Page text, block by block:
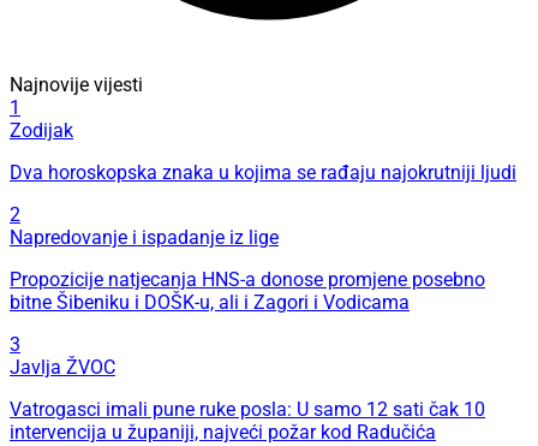
Najnovije vijesti
1
Zodijak
Dva horoskopska znaka u kojima se rađaju najokrutniji ljudi
2
Napredovanje i ispadanje iz lige
Propozicije natjecanja HNS-a donose promjene posebno
bitne Šibeniku i DOŠK-u, ali i Zagori i Vodicama
3
Javlja ŽVOC
Vatrogasci imali pune ruke posla: U samo 12 sati čak 10
intervencija u županiji, najveći požar kod Radučića